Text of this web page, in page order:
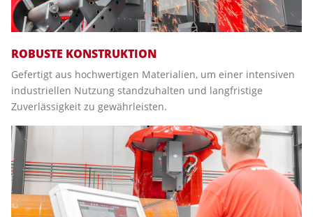
ROBUSTE KONSTRUKTION
Gefertigt aus hochwertigen Materialien, um einer intensiven
industriellen Nutzung standzuhalten und langfristige
Zuverlässigkeit zu gewährleisten.